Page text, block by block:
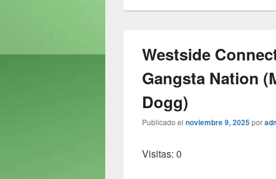
Westside
Gangsta Nation
Dogg)
Publicado el noviembre 9, 2025por
Visitas: 0